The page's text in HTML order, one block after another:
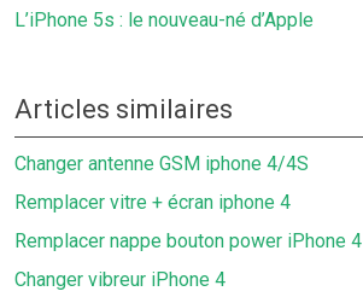
L’iPhone 5s : le nouveau-né d’Apple
Articles similaires
Changer antenne GSM iphone 4/4S
Remplacer vitre + écran iphone 4
Remplacer nappe bouton power iPhone 4
Changer vibreur iPhone 4